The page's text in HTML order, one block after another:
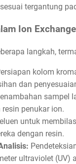
tergantung
Ion
langkah,
kolom
dan
sampel
penukar ion.
untuk
dengan resin.
ultraviolet